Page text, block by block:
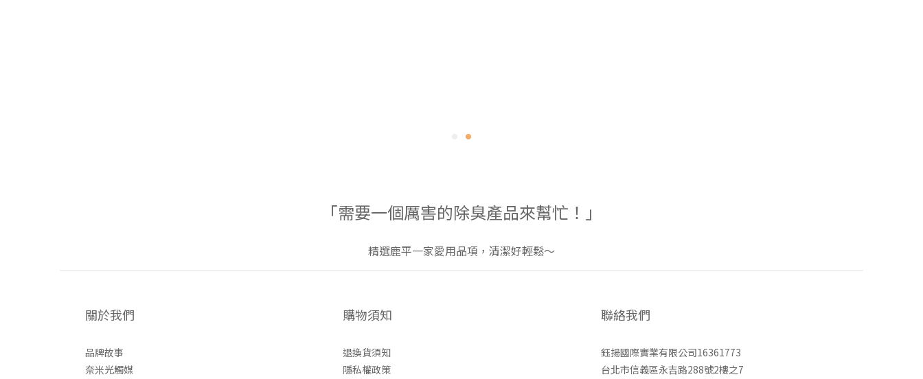
「需要一個厲害的除臭產品來幫忙！」
精選鹿平一家愛用品項，清潔好輕鬆～
關於我們
品牌故事
奈米光觸媒
購物須知
退換貨須知
隱私權政策
聯絡我們
鈺揚國際實業有限公司16361773
台北市信義區永吉路288號2樓之7